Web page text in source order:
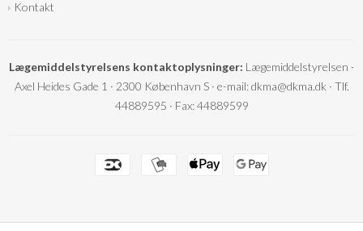
Kontakt
Lægemiddelstyrelsens kontaktoplysninger: Lægemiddelstyrelsen ·
Axel Heides Gade 1 · 2300 København S · e-mail: dkma@dkma.dk · Tlf.
44889595 · Fax: 44889599